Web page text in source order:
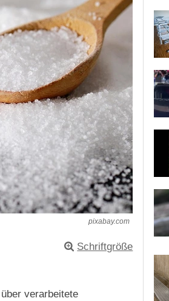
pixabay.com
Schriftgröße
verarbeitete